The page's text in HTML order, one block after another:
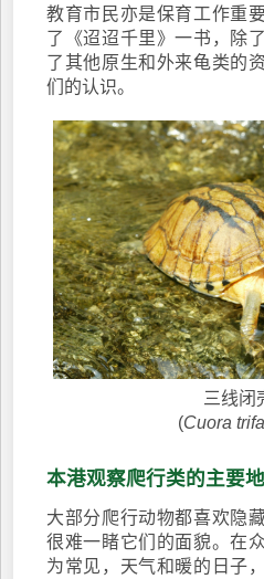
教育市民亦是保育工作重
了《迢迢千里》一书，除
了其他原生和外来龟类的
们的认识。
三线闭
(Cuora
本港观察爬行类的主要
大部分爬行动物都喜欢隐
很难一睹它们的面貌。在
为常见，天气和暖的日子